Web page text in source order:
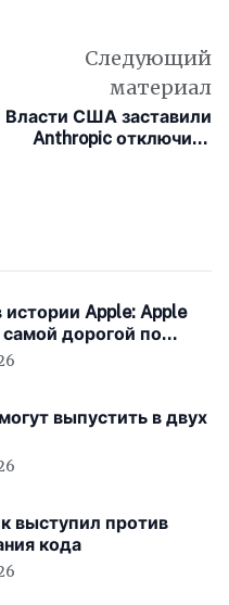
Следующий
материал
Власти США заставили
Anthropic отключить
истории Apple: Apple
самой дорогой по
выпустить в двух
выступил против
кода